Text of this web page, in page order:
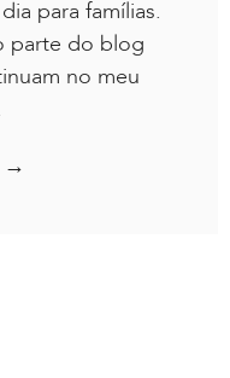
para famílias.
parte do blog
no meu
→